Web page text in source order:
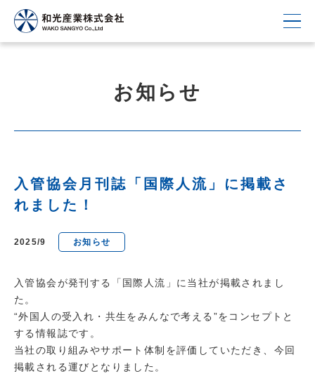
お知らせ
入管協会月刊誌「国際人流」に掲載さ
れました！
2025/9 お知らせ
入管協会が発刊する「国際人流」に当社が掲載されまし
た。
“外国人の受入れ・共生をみんなで考える”をコンセプトと
する情報誌です。
当社の取り組みやサポート体制を評価していただき、今回
掲載される運びとなりました。